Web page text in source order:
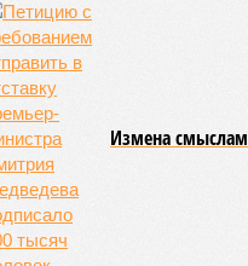
Измена смыслам